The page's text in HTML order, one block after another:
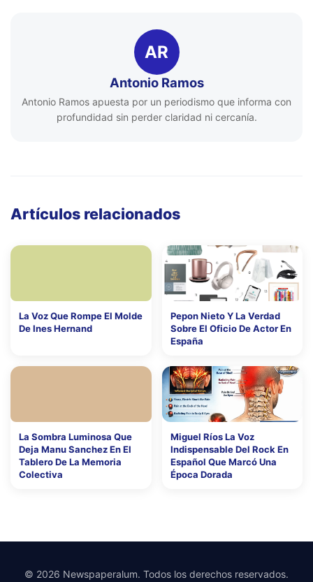
AR
Antonio Ramos
Antonio Ramos apuesta por un periodismo que informa con
profundidad sin perder claridad ni cercanía.
Artículos relacionados
La Voz Que Rompe El Molde
De Ines Hernand
Pepon Nieto Y La Verdad
Sobre El Oficio De Actor En
España
La Sombra Luminosa Que
Deja Manu Sanchez En El
Tablero De La Memoria
Colectiva
Miguel Ríos La Voz
Indispensable Del Rock En
Español Que Marcó Una
Época Dorada
© 2026 Newspaperalum. Todos los derechos reservados.